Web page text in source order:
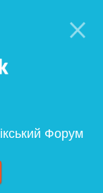
Форум